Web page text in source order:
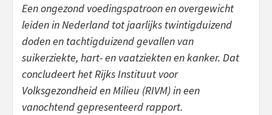
Een ongezond voedingspatroon en overgewicht
leiden in Nederland tot jaarlijks twintigduizend
doden en tachtigduizend gevallen van
suikerziekte, hart- en vaatziekten en kanker. Dat
concludeert het Rijks Instituut voor
Volksgezondheid en Milieu (RIVM) in een
vanochtend gepresenteerd rapport.